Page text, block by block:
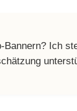
Ich